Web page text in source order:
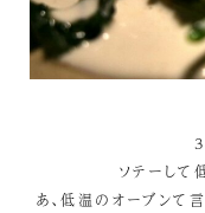
ソテーして
あ、低温のオーブンて